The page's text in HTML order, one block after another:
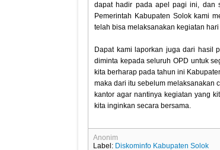
dapat hadir pada apel pagi ini, dan
Pemerintah Kabupaten Solok kami
telah bisa melaksanakan kegiatan
Dapat kami laporkan juga dari hasil
diminta kepada seluruh OPD untuk
kita berharap pada tahun ini
maka dari itu sebelum melaksanakan
kantor agar nantinya kegiatan yang
kita inginkan secara bersama.
Anonim
Label: Diskominfo Kabupaten Solok